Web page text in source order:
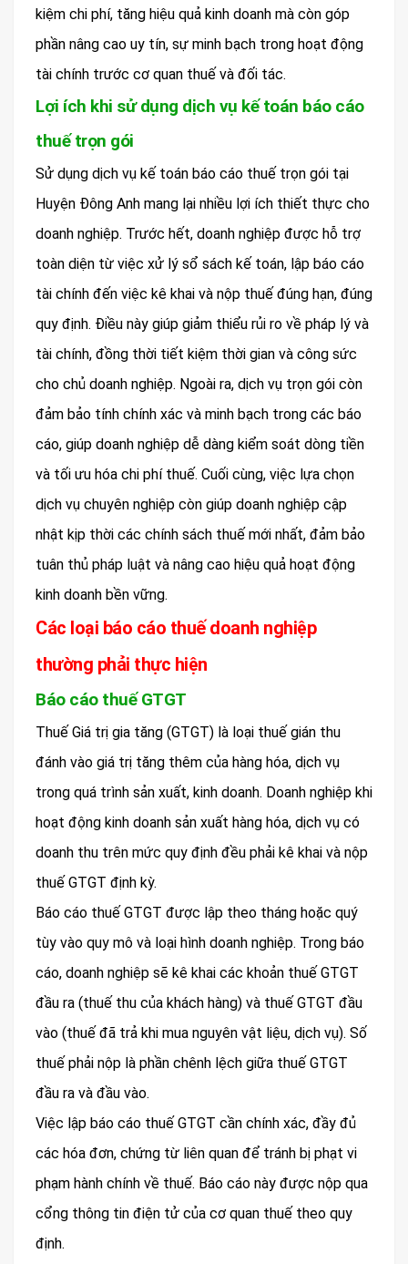
kiệm chi phí, tăng hiệu quả kinh doanh mà còn góp
phần nâng cao uy tín, sự minh bạch trong hoạt động
tài chính trước cơ quan thuế và đối tác.
Lợi ích khi sử dụng dịch vụ kế toán báo cáo
thuế trọn gói
Sử dụng dịch vụ kế toán báo cáo thuế trọn gói tại
Huyện Đông Anh mang lại nhiều lợi ích thiết thực cho
doanh nghiệp. Trước hết, doanh nghiệp được hỗ trợ
toàn diện từ việc xử lý sổ sách kế toán, lập báo cáo
tài chính đến việc kê khai và nộp thuế đúng hạn, đúng
quy định. Điều này giúp giảm thiểu rủi ro về pháp lý và
tài chính, đồng thời tiết kiệm thời gian và công sức
cho chủ doanh nghiệp. Ngoài ra, dịch vụ trọn gói còn
đảm bảo tính chính xác và minh bạch trong các báo
cáo, giúp doanh nghiệp dễ dàng kiểm soát dòng tiền
và tối ưu hóa chi phí thuế. Cuối cùng, việc lựa chọn
dịch vụ chuyên nghiệp còn giúp doanh nghiệp cập
nhật kịp thời các chính sách thuế mới nhất, đảm bảo
tuân thủ pháp luật và nâng cao hiệu quả hoạt động
kinh doanh bền vững.
Các loại báo cáo thuế doanh nghiệp
thường phải thực hiện
Báo cáo thuế GTGT
Thuế Giá trị gia tăng (GTGT) là loại thuế gián thu
đánh vào giá trị tăng thêm của hàng hóa, dịch vụ
trong quá trình sản xuất, kinh doanh. Doanh nghiệp khi
hoạt động kinh doanh sản xuất hàng hóa, dịch vụ có
doanh thu trên mức quy định đều phải kê khai và nộp
thuế GTGT định kỳ.
Báo cáo thuế GTGT được lập theo tháng hoặc quý
tùy vào quy mô và loại hình doanh nghiệp. Trong báo
cáo, doanh nghiệp sẽ kê khai các khoản thuế GTGT
đầu ra (thuế thu của khách hàng) và thuế GTGT đầu
vào (thuế đã trả khi mua nguyên vật liệu, dịch vụ). Số
thuế phải nộp là phần chênh lệch giữa thuế GTGT
đầu ra và đầu vào.
Việc lập báo cáo thuế GTGT cần chính xác, đầy đủ
các hóa đơn, chứng từ liên quan để tránh bị phạt vi
phạm hành chính về thuế. Báo cáo này được nộp qua
cổng thông tin điện tử của cơ quan thuế theo quy
định.